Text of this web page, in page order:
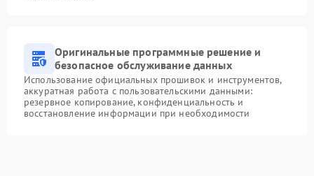
Оригинальные программные решение и
безопасное обслуживание данных
Использование официальных прошивок и инструментов,
аккуратная работа с пользовательскими данными:
резервное копирование, конфиденциальность и
восстановление информации при необходимости